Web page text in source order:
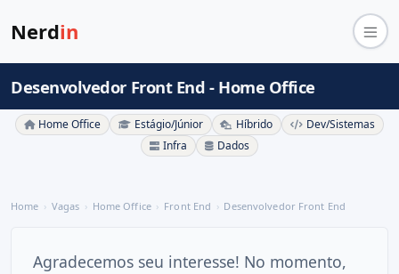
Nerdin
Desenvolvedor Front End - Home Office
Home Office Estágio/Júnior Híbrido
Dev/Sistemas
Infra
Dados
Home Vagas Home Office Front End Desenvolvedor Front End
Agradecemos seu interesse! No momento,